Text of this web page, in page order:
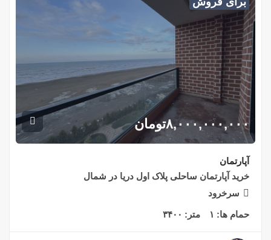
۸,۰۰۰,۰۰۰,۰۰۰تومان
آپارتمان
خرید آپارتمان ساحلی پلاک اول دریا در شمال
سرخرود
حمام ها: ۱ متر: ۳۴۰۰